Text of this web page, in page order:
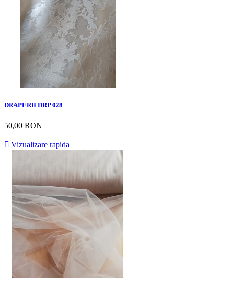
DRAPERII DRP 028
50,00 RON
 Vizualizare rapida